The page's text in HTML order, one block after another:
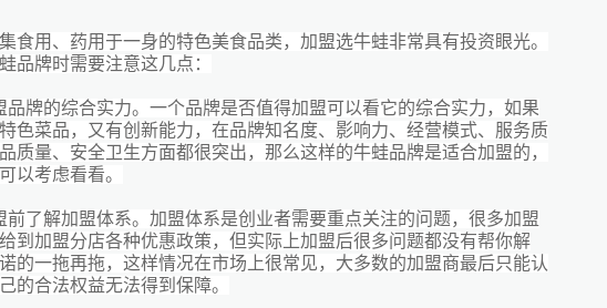
食用、药用于一身的特色美食品类，加盟选牛蛙非常具有投资眼光。
品牌时需要注意这几点：
品牌的综合实力。一个品牌是否值得加盟可以看它的综合实力，如果
色菜品，又有创新能力，在品牌知名度、影响力、经营模式、服务质
质量、安全卫生方面都很突出，那么这样的牛蛙品牌是适合加盟的，
以考虑看看。
前了解加盟体系。加盟体系是创业者需要重点关注的问题，很多加盟
到加盟分店各种优惠政策，但实际上加盟后很多问题都没有帮你解
的一拖再拖，这样情况在市场上很常见，大多数的加盟商最后只能认
的合法权益无法得到保障。